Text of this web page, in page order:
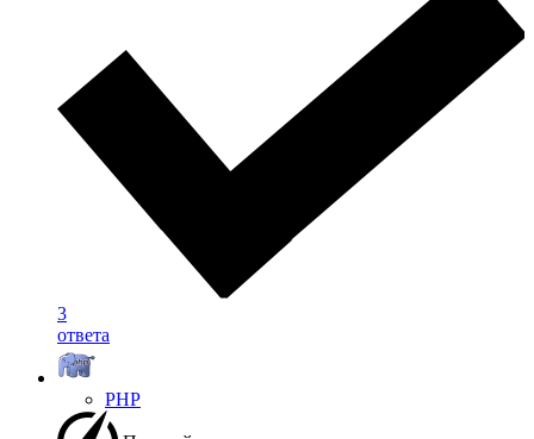
3
ответа
PHP